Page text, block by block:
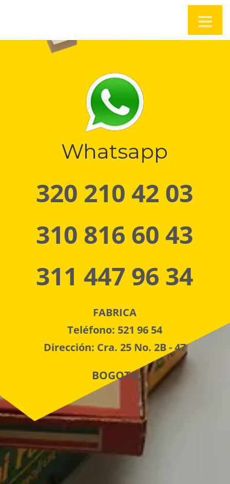
Whatsapp
320 210 42 03
310 816 60 43
311 447 96 34
FABRICA
Teléfono: 521 96 54
Dirección: Cra. 25 No. 2B - 47
BOGOTA